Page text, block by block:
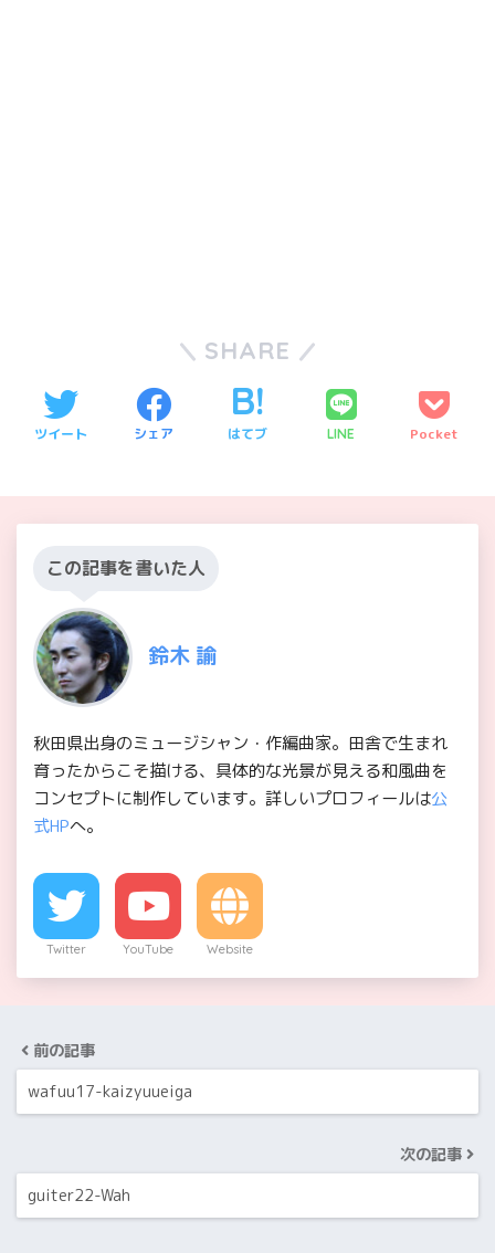
SHARE
ツイート シェア はてブ LINE Pocket
この記事を書いた人
鈴木 諭
秋田県出身のミュージシャン・作編曲家。田舎で生まれ
育ったからこそ描ける、具体的な光景が見える和風曲を
コンセプトに制作しています。詳しいプロフィールは公
式HPへ。
Twitter YouTube Website
前の記事
wafuu17-kaizyuueiga
次の記事
guiter22-Wah